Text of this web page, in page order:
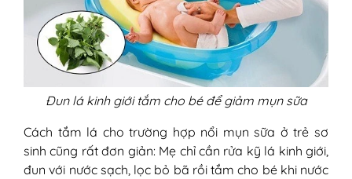
Đun lá kinh giới tắm cho bé để giảm mụn sữa
Cách tắm lá cho trường hợp nổi mụn sữa ở trẻ sơ
sinh cũng rất đơn giản: Mẹ chỉ cần rửa kỹ lá kinh giới,
đun với nước sạch, lọc bỏ bã rồi tắm cho bé khi nước